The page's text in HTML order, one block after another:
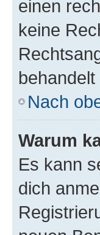
einen
keine
Nach
Warum
Es kann
dich